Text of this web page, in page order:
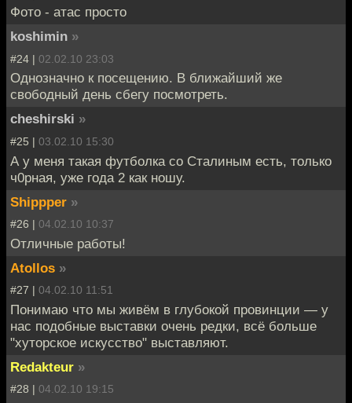
Фото - атас просто
koshimin »
#24 | 02.02.10 23:03
Однозначно к посещению. В ближайший же
свободный день сбегу посмотреть.
cheshirski »
#25 | 03.02.10 15:30
А у меня такая футболка со Сталиным есть, только
ч0рная, уже года 2 как ношу.
Shippper »
#26 | 04.02.10 10:37
Отличные работы!
Atollos »
#27 | 04.02.10 11:51
Понимаю что мы живём в глубокой провинции — у
нас подобные выставки очень редки, всё больше
"хуторское искусство" выставляют.
Redakteur »
#28 | 04.02.10 19:15